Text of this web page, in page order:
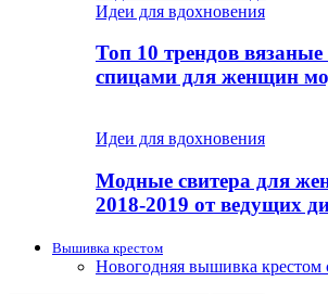
Идеи для вдохновения
Топ 10 трендов
спицами для женщин
Идеи для вдохновения
Модные свитера для
2018-2019 от ведущих
Вышивка крестом
Новогодняя вышивка крестом